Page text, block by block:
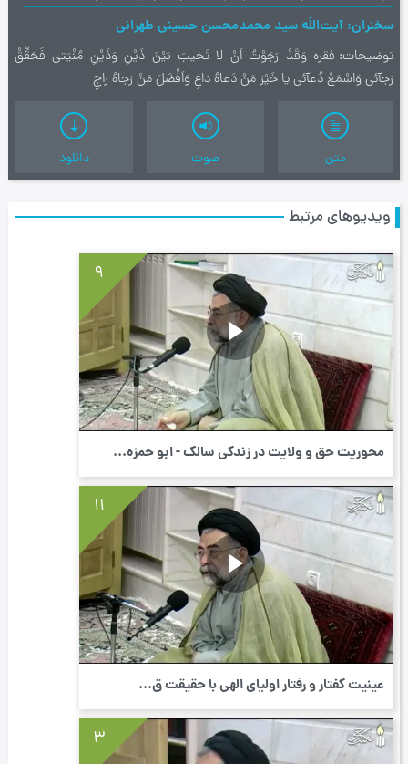
سخنران آیت‌اللَه سید محمدمحسن حسینی طهرانی
توضیحات فقره وَقَدْ رَجَوْتُ اَنْ لا تَخيبَ بَيْنَ ذَيْنِ وَذَيْنِ مُنْيَتى فَحَقِّقْ
رَجآئى وَاسْمَعْ دُعآئى يا خَيْرَ مَنْ دَعاهُ داعٍ وَاَفْضَلَ مَنْ رَجاهُ راجٍ
متن صوت دانلود
ویدیوهای مرتبط
9
محوریت حق و ولایت در زندگی سالک - ابو حمزه...
11
عینیت گفتار و رفتار اولیای الهی با حقیقت ق...
3